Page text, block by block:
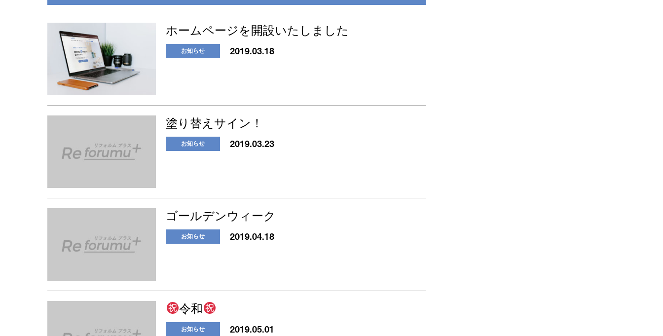
ホームページを開設いたしました
お知らせ 2019.03.18
塗り替えサイン！
お知らせ 2019.03.23
ゴールデンウィーク
お知らせ 2019.04.18
令和
お知らせ 2019.05.01